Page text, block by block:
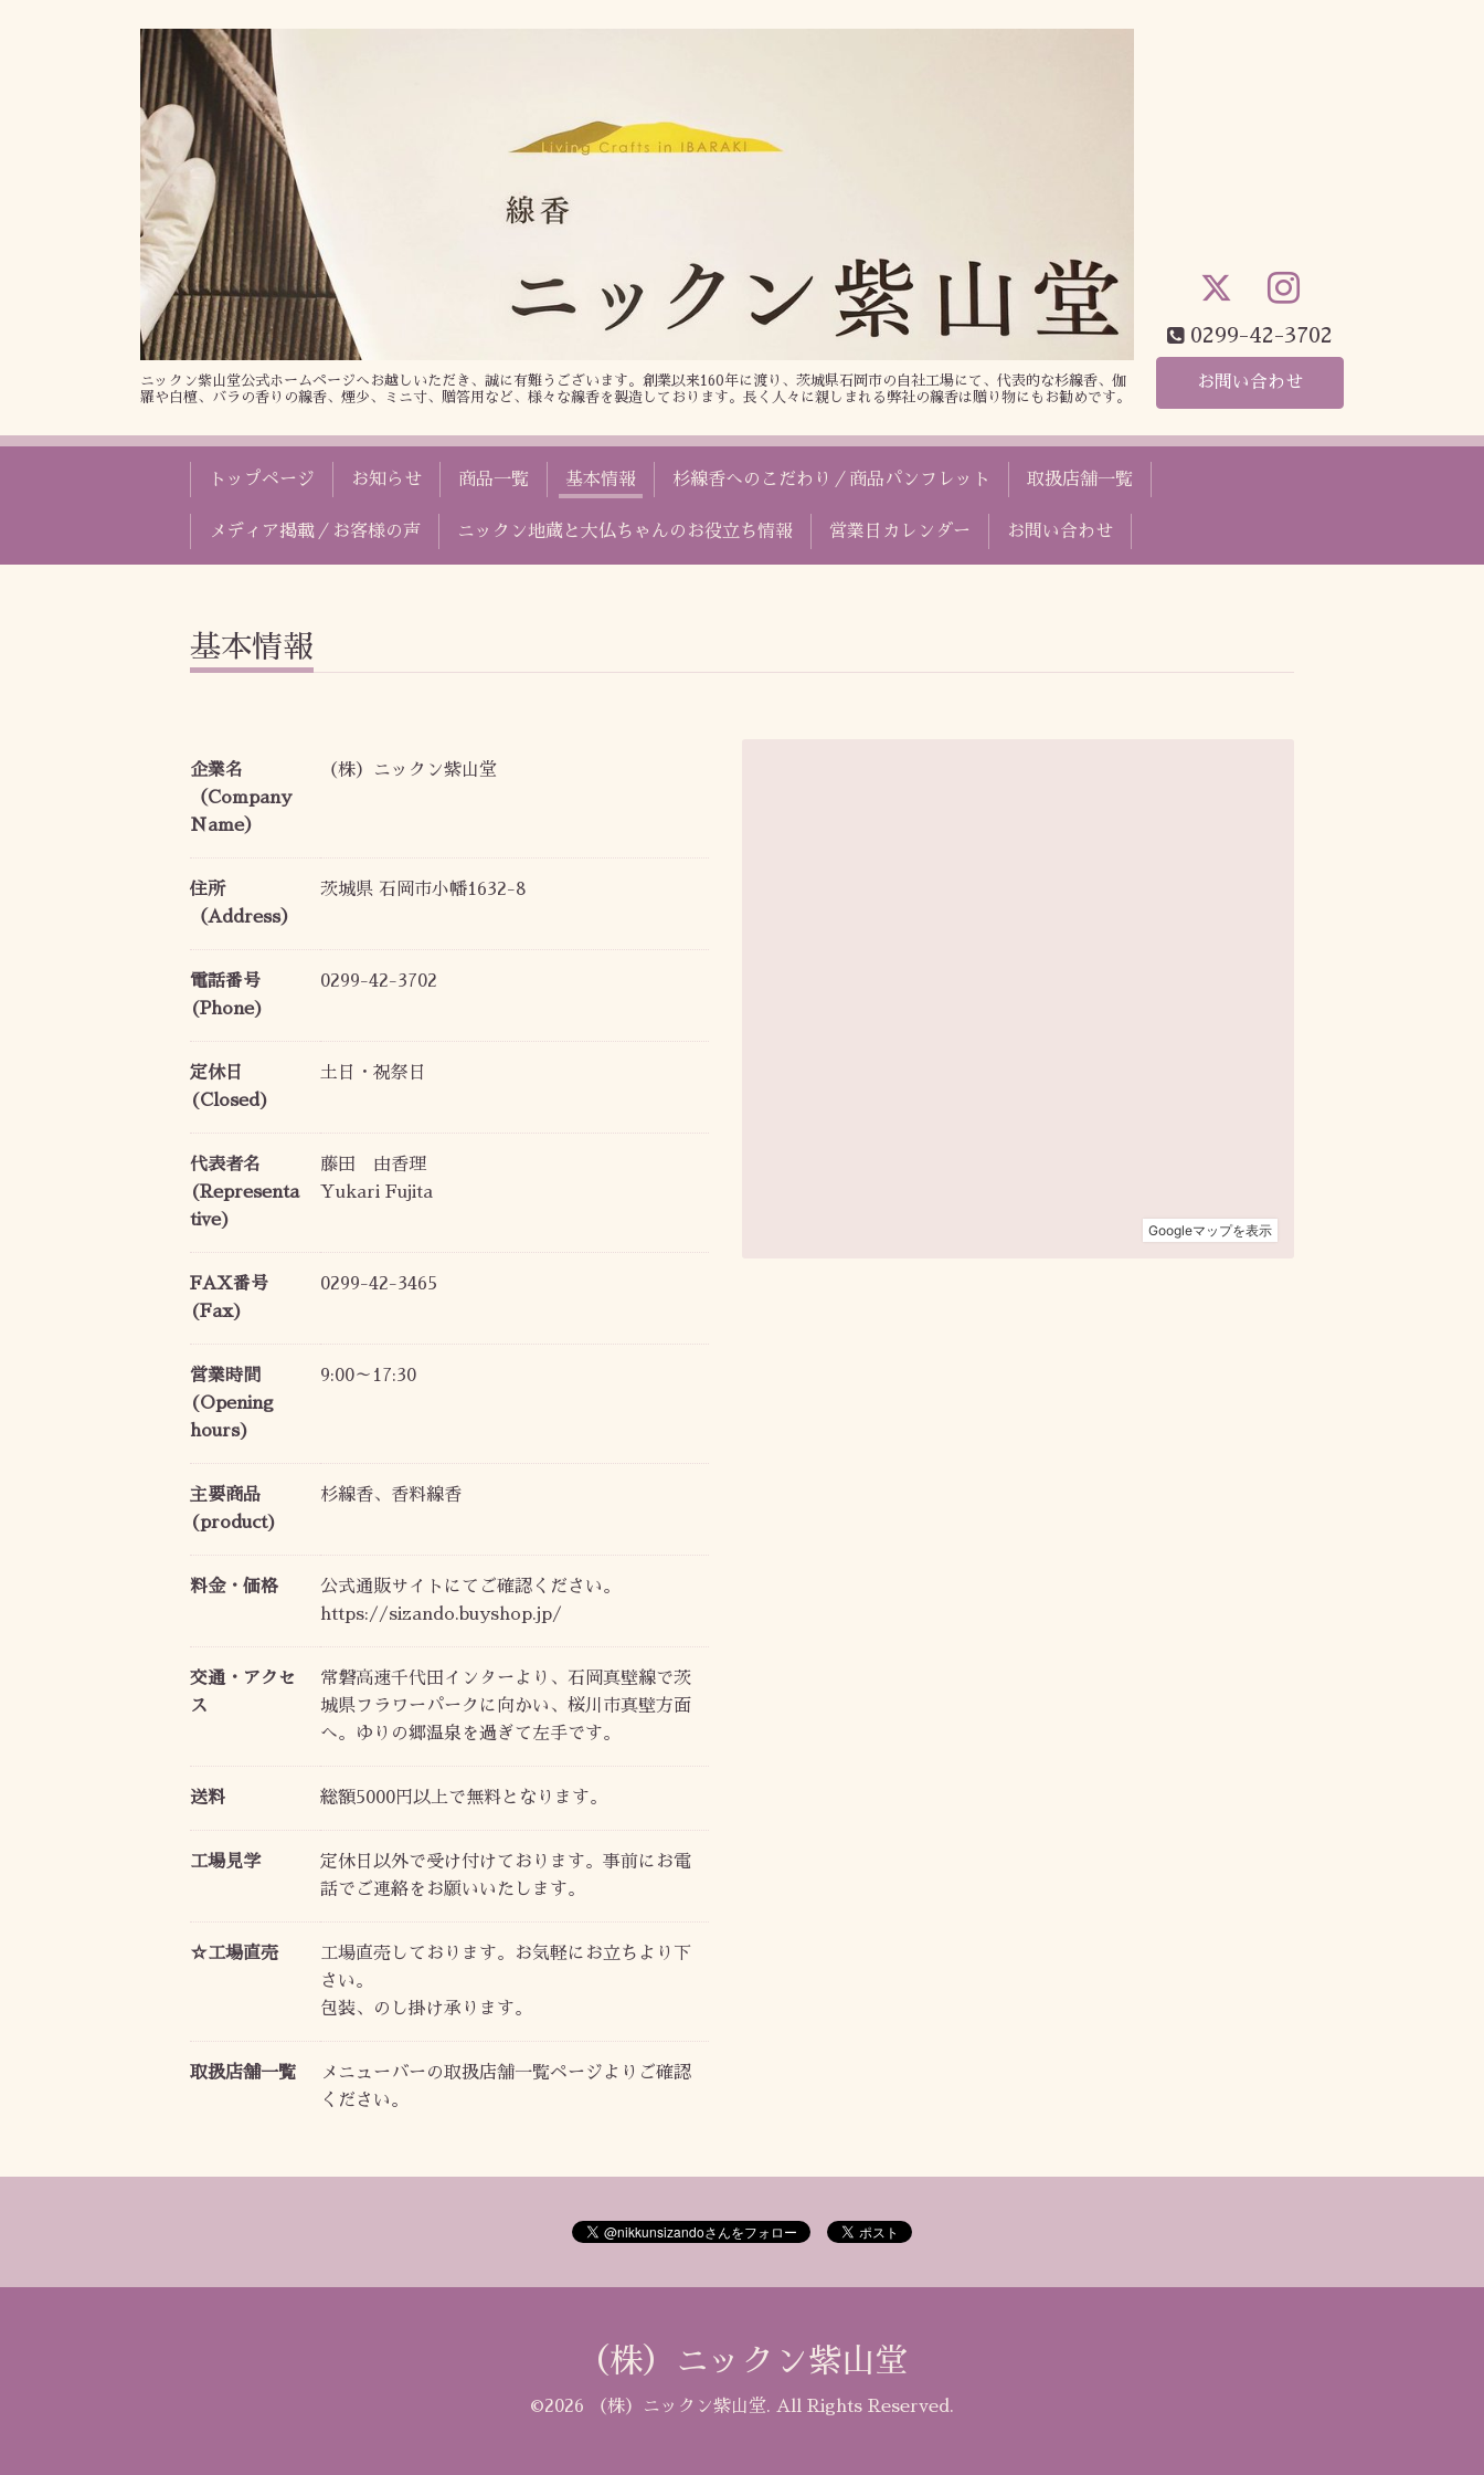
ニックン紫山堂公式ホームページへお越しいただき、誠に有難うございます。創業以来160年に渡り、茨城県石岡市の自社工場にて、代表的な杉線香、伽
羅や白檀、バラの香りの線香、煙少、ミニ寸、贈答用など、様々な線香を製造しております。長く人々に親しまれる弊社の線香は贈り物にもお勧めです。
0299-42-3702
お問い合わせ
トップページ お知らせ 商品一覧 基本情報 杉線香へのこだわり／商品パンフレット 取扱店舗一覧
メディア掲載／お客様の声 ニックン地蔵と大仏ちゃんのお役立ち情報 営業日カレンダー お問い合わせ
基本情報
企業名
（Company
Name）
（株）ニックン紫山堂
住所
（Address）
茨城県 石岡市小幡1632-8
電話番号
(Phone)
0299-42-3702
定休日
(Closed)
土日・祝祭日
代表者名
(Representa
tive)
藤田 由香理
Yukari Fujita
FAX番号
(Fax)
0299-42-3465
営業時間
(Opening
hours)
9:00～17:30
主要商品
(product)
杉線香、香料線香
料金・価格
公式通販サイトにてご確認ください。
https://sizando.buyshop.jp/
交通・アクセ
ス
常磐高速千代田インターより、石岡真壁線で茨
城県フラワーパークに向かい、桜川市真壁方面
へ。ゆりの郷温泉を過ぎて左手です。
送料 総額5000円以上で無料となります。
工場見学
定休日以外で受け付けております。事前にお電
話でご連絡をお願いいたします。
☆工場直売
工場直売しております。お気軽にお立ちより下
さい。
包装、のし掛け承ります。
取扱店舗一覧
メニューバーの取扱店舗一覧ページよりご確認
ください。
（株）ニックン紫山堂
©2026 （株）ニックン紫山堂. All Rights Reserved.